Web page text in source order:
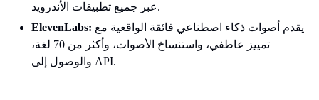
عبر جميع تطبيقات الأندرويد.
ElevenLabs:
تمييز عاطفي، واستنساخ الأصوات، وأكثر من 70 لغة،
والوصول إلى API.